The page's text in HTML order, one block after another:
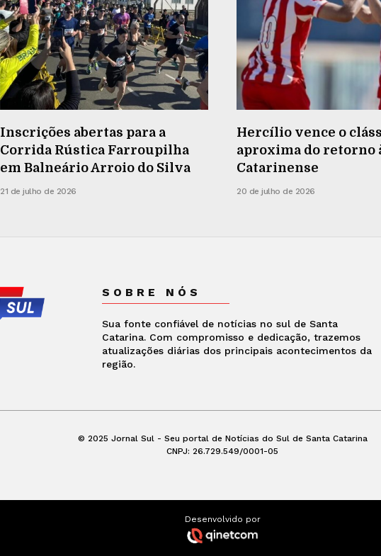
Inscrições abertas para a
Corrida Rústica Farroupilha
em Balneário Arroio do Silva
21 de julho de 2026
Hercílio vence o
aproxima do retorno
Catarinense
20 de julho de 2026
SOBRE NÓS
Sua fonte confiável de notícias no sul de Santa
Catarina. Com compromisso e dedicação, trazemos
atualizações diárias dos principais acontecimentos da
região.
© 2025 Jornal Sul - Seu portal de Notícias do Sul de Santa Catarina
CNPJ: 26.729.549/0001-05
Desenvolvido por